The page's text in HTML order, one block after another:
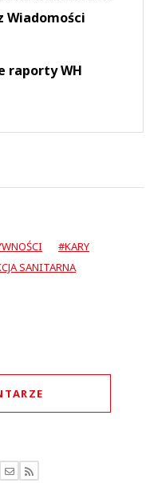
Wiadomości
raporty WH
#KARY
SANITARNA